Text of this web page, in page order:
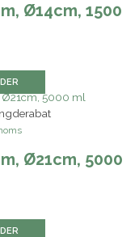
Ø14cm, 1500
Ø21cm, 5000